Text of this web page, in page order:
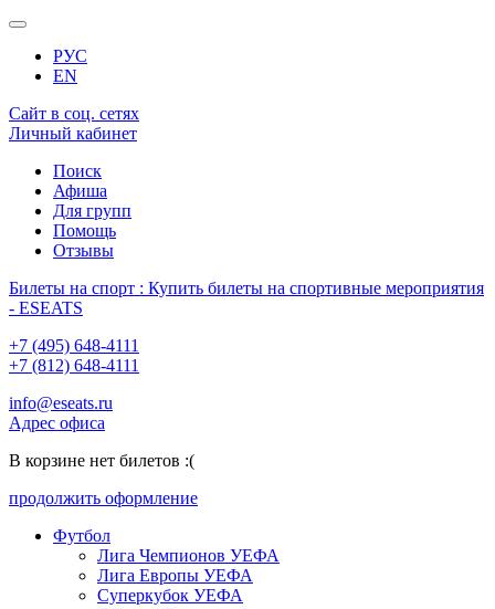
РУС
EN
Сайт в соц. сетях
Личный кабинет
Поиск
Афиша
Для групп
Помощь
Отзывы
Билеты на спорт : Купить билеты на спортивные мероприятия
- ESEATS
+7 (495) 648-4111
+7 (812) 648-4111
info@eseats.ru
Адрес офиса
В корзине нет билетов :(
продолжить оформление
Футбол
Лига Чемпионов УЕФА
Лига Европы УЕФА
Суперкубок УЕФА